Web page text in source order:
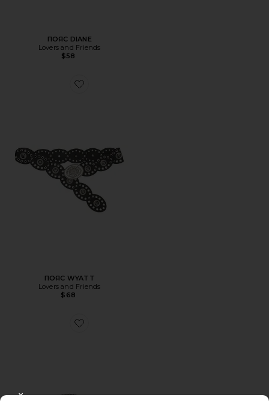
ПОЯС DIANE
Lovers and Friends
$58
Favorite ПОЯС WYATT
ПОЯС WYATT
Lovers and Friends
$68
Favorite ПОЯС METAL BUCKLE LEATHER